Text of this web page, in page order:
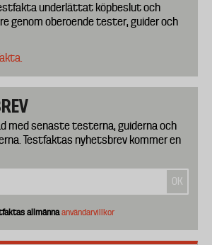
underlättat köpbeslut och
genom oberoende tester, guider och
med senaste testerna, guiderna och
Testfaktas nyhetsbrev kommer en
allmännaanvändarvillkor